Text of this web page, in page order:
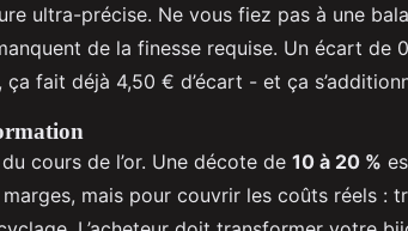
ultra-précise. Ne vous fiez pas à une
de la finesse requise. Un écart de
fait déjà 4,50 € d’écart - et ça
cours de l’or. Une décote de 10 à 20 %
mais pour couvrir les coûts réels :